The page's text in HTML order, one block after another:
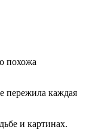
похожа
пережила каждая
и картинах.